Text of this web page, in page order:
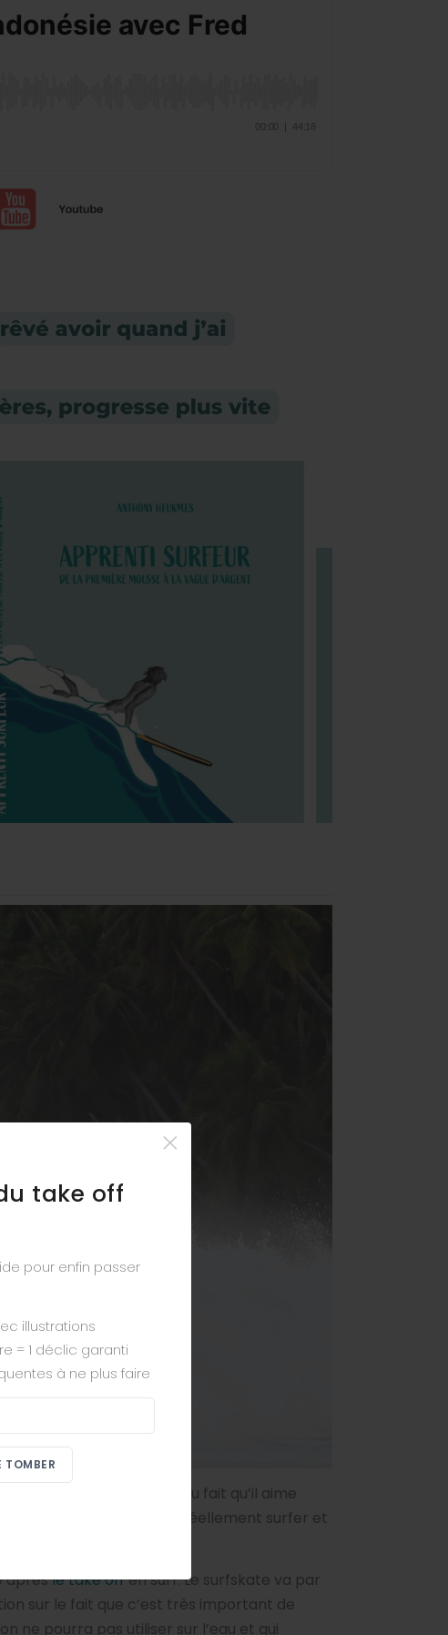
take off
pour enfin passer
illustrations
= 1 déclic garanti
à ne plus faire
TOMBER
×
du surf, notamment du fait qu’il aime
pouvoir commencer à réellement surfer et
aprèsle take offen surf. Le surfskate va par
sur le fait que c’est très important de
ne pourra pas utiliser sur l’eau et qui